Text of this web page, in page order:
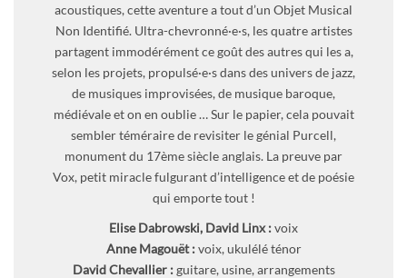
acoustiques, cette aventure a tout d’un Objet Musical
Non Identifié. Ultra-chevronné·e·s, les quatre artistes
partagent immodérément ce goût des autres qui les a,
selon les projets, propulsé·e·s dans des univers de jazz,
de musiques improvisées, de musique baroque,
médiévale et on en oublie … Sur le papier, cela pouvait
sembler téméraire de revisiter le génial Purcell,
monument du 17ème siècle anglais. La preuve par
Vox, petit miracle fulgurant d’intelligence et de poésie
qui emporte tout !
Elise Dabrowski, David Linx :voix
Anne Magouët :voix, ukulélé ténor
David Chevallier :guitare, usine, arrangements